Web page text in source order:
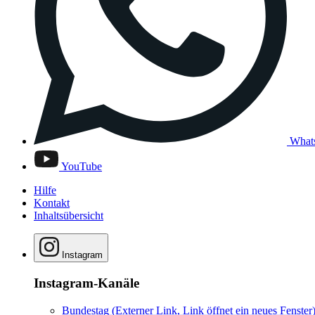
YouTube
Hilfe
Kontakt
Inhaltsübersicht
Instagram
Instagram-Kanäle
Bundestag (Externer Link, Link öffnet ein neues Fenster)